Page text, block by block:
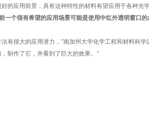
的应用前景，具有这种特性的材料有望应用于各种光
一个很有希望的应用场景可能是使用中红外透明窗口
有很大的应用潜力，”南加州大学化学工程和材料科学
制作了它，并看到了巨大的效果。”